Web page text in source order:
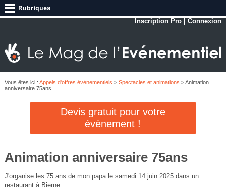
Inscription Pro |Connexion
Vous êtes ici : Appels d'offres évènementiels > Spectacles et animations > Animation
anniversaire 75ans
Devis gratuit pour votre
évènement !
Animation anniversaire 75ans
J'organise les 75 ans de mon papa le samedi 14 juin 2025 dans un
restaurant à Bierne.